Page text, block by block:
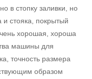
в стопку заливки, но
и стояка, покрытый
хорошая, хороша
машины для
точность размера
образом